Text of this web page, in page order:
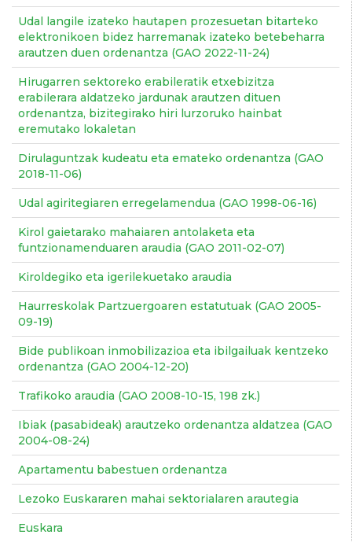
Udal langile izateko hautapen prozesuetan bitarteko
elektronikoen bidez harremanak izateko betebeharra
arautzen duen ordenantza (GAO 2022-11-24)
Hirugarren sektoreko erabileratik etxebizitza
erabilerara aldatzeko jardunak arautzen dituen
ordenantza, bizitegirako hiri lurzoruko hainbat
eremutako lokaletan
Dirulaguntzak kudeatu eta emateko ordenantza (GAO
2018-11-06)
Udal agiritegiaren erregelamendua (GAO 1998-06-16)
Kirol gaietarako mahaiaren antolaketa eta
funtzionamenduaren araudia (GAO 2011-02-07)
Kiroldegiko eta igerilekuetako araudia
Haurreskolak Partzuergoaren estatutuak (GAO 2005-
09-19)
Bide publikoan inmobilizazioa eta ibilgailuak kentzeko
ordenantza (GAO 2004-12-20)
Trafikoko araudia (GAO 2008-10-15, 198 zk.)
Ibiak (pasabideak) arautzeko ordenantza aldatzea (GAO
2004-08-24)
Apartamentu babestuen ordenantza
Lezoko Euskararen mahai sektorialaren arautegia
Euskara